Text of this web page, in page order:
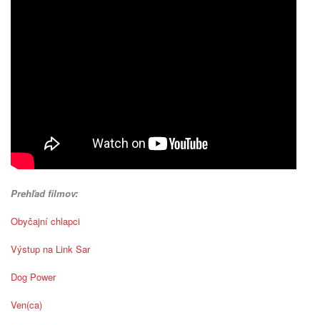
Prehľad filmov:
Obyčajní chlapci
Výstup na Link Sar
Dog Power
Ven(ca)